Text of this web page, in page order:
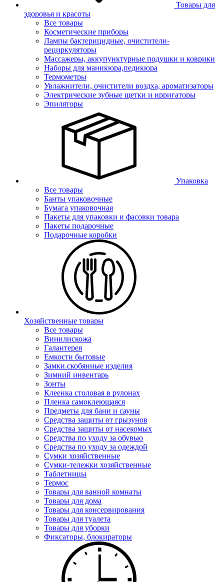
Товары для
здоровья и красоты
Все товары
Косметические приборы
Лампы бактерицидные, очистители-
рециркуляторы
Массажеры, аккупунктурные подушки и коврики
Наборы для маникюра,педикюра
Термометры
Увлажнители, очистители воздха, ароматизаторы
Электрические зубные щетки и ирригаторы
Эпиляторы
Упаковка
Все товары
Банты упаковочные
Бумага упаковочная
Пакеты для упаковки и фасовки товара
Пакеты подарочные
Подарочные коробки
Хозяйственные товары
Все товары
Винилискожа
Галантерея
Емкости бытовые
Замки.скобянные изделия
Зимний инвентарь
Зонты
Клеенка столовая в рулонах
Пленка самоклеющаяся
Предметы для бани и сауны
Средства защиты от грызунов
Средства защиты от насекомых
Средства по уходу за обувью
Средства по уходу за одеждой
Сумки хозяйственные
Сумки-тележки хозяйственные
Таблетницы
Термос
Товары для ванной комнаты
Товары для дома
Товары для консервирования
Товары для туалета
Товары для уборки
Фиксаторы, блокираторы